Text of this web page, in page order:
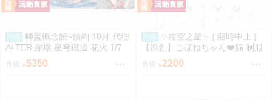
預購
轉蛋概念館~預約 10月 代理
ALTER 崩壞 星穹鐵道 花火 1/7
附特典 免訂金
售價 5350
預購
✨虛空之星✨ ( 隨時中止 )
【原創】こぼねちゃん❤️貓 制服
❤️ 抱枕套 160X50 CM 2WAYト
リコット 材質 [日本空運] 44147
售價 2200